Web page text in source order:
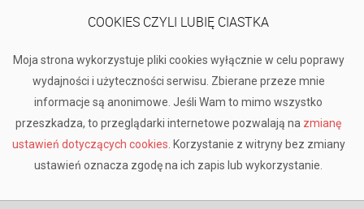
COOKIES CZYLI LUBIĘ CIASTKA
Moja strona wykorzystuje pliki cookies wyłącznie w celu poprawy
wydajności i użyteczności serwisu. Zbierane przeze mnie
informacje są anonimowe. Jeśli Wam to mimo wszystko
przeszkadza, to przeglądarki internetowe pozwalają na zmianę
ustawień dotyczących cookies . Korzystanie z witryny bez zmiany
ustawień oznacza zgodę na ich zapis lub wykorzystanie.